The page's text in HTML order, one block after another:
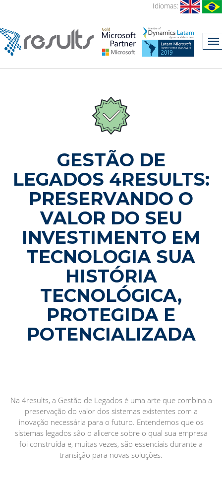
Idiomas:
GESTÃO DE
LEGADOS 4RESULTS:
PRESERVANDO O
VALOR DO SEU
INVESTIMENTO EM
TECNOLOGIA SUA
HISTÓRIA
TECNOLÓGICA,
PROTEGIDA E
POTENCIALIZADA
Na 4results, a Gestão de Legados é uma arte que combina a
preservação do valor dos sistemas existentes com a
inovação necessária para o futuro. Entendemos que os
sistemas legados são o alicerce sobre o qual sua empresa
foi construída e, muitas vezes, são essenciais durante a
transição para novas soluções.